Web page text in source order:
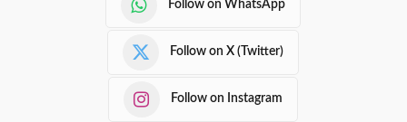
Follow on WhatsApp
Follow on X (Twitter)
Follow on Instagram